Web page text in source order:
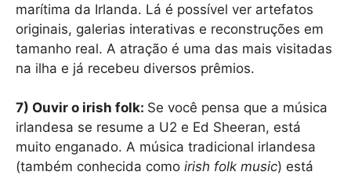
marítima da Irlanda. Lá é possível ver artefatos
originais, galerias interativas e reconstruções em
tamanho real. A atração é uma das mais visitadas
na ilha e já recebeu diversos prêmios.
7) Ouvir o irish folk: Se você pensa que a música
irlandesa se resume a U2 e Ed Sheeran, está
muito enganado. A música tradicional irlandesa
(também conhecida como irish folk music) está